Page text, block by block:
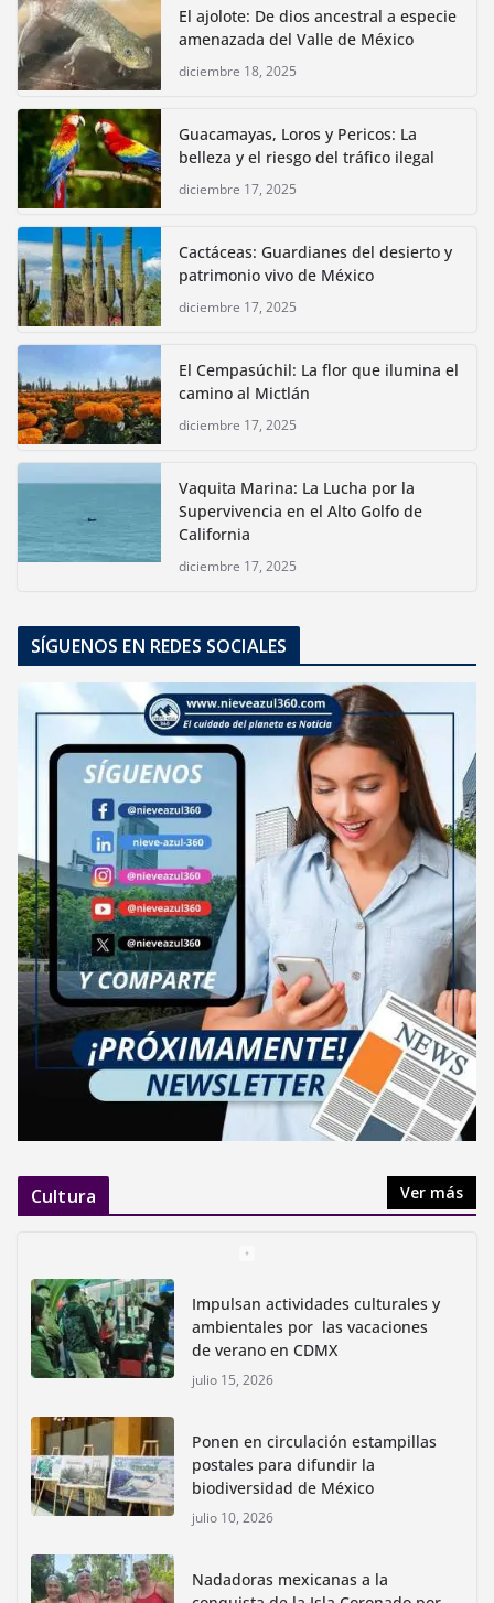
El ajolote: De dios ancestral a especie
amenazada del Valle de México
diciembre 18, 2025
Guacamayas, Loros y Pericos: La
belleza y el riesgo del tráfico ilegal
diciembre 17, 2025
Cactáceas: Guardianes del desierto y
patrimonio vivo de México
diciembre 17, 2025
El Cempasúchil: La flor que ilumina el
camino al Mictlán
diciembre 17, 2025
Vaquita Marina: La Lucha por la
Supervivencia en el Alto Golfo de
California
diciembre 17, 2025
SÍGUENOS EN REDES SOCIALES
Cultura Ver más
Impulsan actividades culturales y
ambientales por las vacaciones
de verano en CDMX
julio 15, 2026
Ponen en circulación estampillas
postales para difundir la
biodiversidad de México
julio 10, 2026
Nadadoras mexicanas a la